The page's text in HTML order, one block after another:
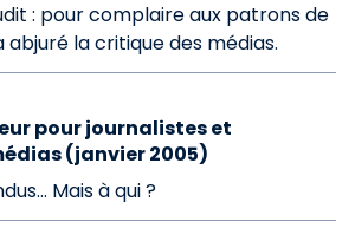
: pour complaire aux patrons de
abjuré la critique des médias.
pour journalistes et
(janvier 2005)
Mais à qui ?